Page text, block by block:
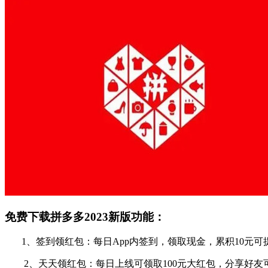
免费下载拼多多2023新版功能：
1、签到领红包：每日App内签到，领取现金，累积10元可
2、天天领红包：每日上线可领取100元大红包，分享好友